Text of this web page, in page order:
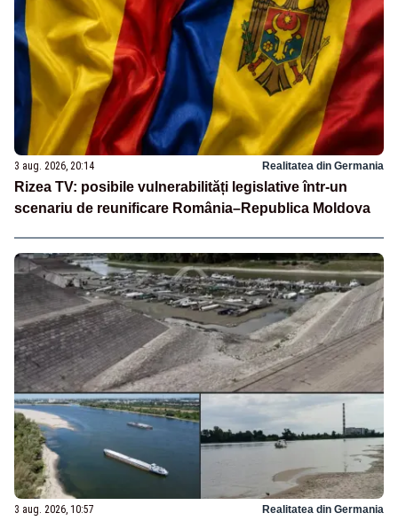
3 aug. 2026, 20:14 Realitatea din Germania
Rizea TV: posibile vulnerabilități legislative într-un
scenariu de reunificare România–Republica Moldova
3 aug. 2026, 10:57 Realitatea din Germania